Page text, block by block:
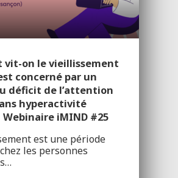
vit-on le vieillissement
concerné par un
déficit de l’attention
hyperactivité
Webinaire iMIND #25
est une période
les personnes